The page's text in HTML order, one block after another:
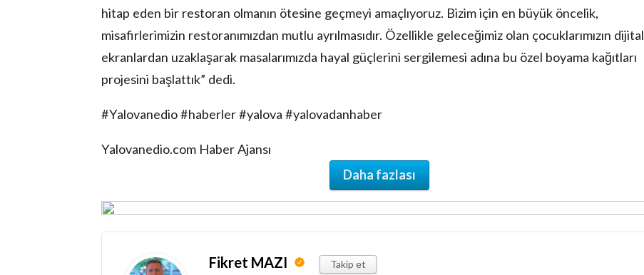
hitap eden bir restoran olmanın ötesine geçmeyi amaçlıyoruz. Bizim için en büyük öncelik,
misafirlerimizin restoranımızdan mutlu ayrılmasıdır. Özellikle geleceğimiz olan çocuklarımızın dijital
ekranlardan uzaklaşarak masalarımızda hayal güçlerini sergilemesi adına bu özel boyama kağıtları
projesini başlattık” dedi.
#Yalovanedio #haberler #yalova #yalovadanhaber
Yalovanedio.com Haber Ajansı
Daha fazlası
Fikret MAZI Takip et